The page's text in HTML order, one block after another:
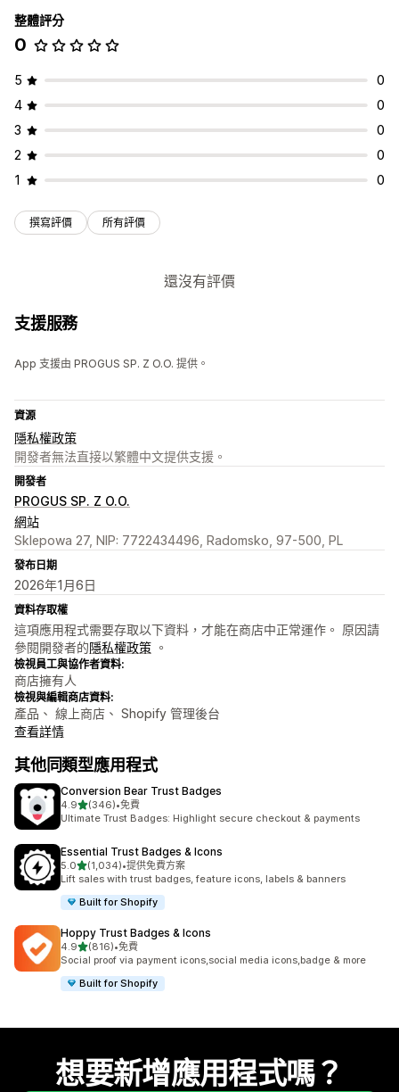
自訂
背景 邊界 顏色 自訂文字
圖示位置
手動排列 自訂頁面 購物車頁面 商品系列頁面 頁尾 頁首
主頁區段
整體評分
0
5
0
4
0
3
0
2
0
1
0
撰寫評價 所有評價
還沒有評價
支援服務
App 支援由 PROGUS SP. Z O.O. 提供。
資源
隱私權政策
開發者無法直接以繁體中文提供支援。
開發者
PROGUS SP. Z O.O.
網站
Sklepowa 27, NIP: 7722434496, Radomsko, 97-500, PL
發布日期
2026年1月6日
資料存取權
這項應用程式需要存取以下資料，才能在商店中正常運作。 原因請
參閱開發者的隱私權政策 。
檢視員工與協作者資料:
商店擁有人
檢視與編輯商店資料:
產品、 線上商店、 Shopify 管理後台
查看詳情
其他同類型應用程式
Conversion Bear Trust Badges
4.9滿分 5 顆星
(346)
共有 346 則評價
•免費
Ultimate Trust Badges: Highlight secure checkout & payments
Essential Trust Badges & Icons
5.0滿分 5 顆星
(1,034)
共有 1034 則評價
•提供免費方案
Lift sales with trust badges, feature icons, labels & banners
Built for Shopify
Hoppy Trust Badges & Icons
4.9滿分 5 顆星
(816)
共有 816 則評價
•免費
Social proof via payment icons,social media icons,badge & more
Built for Shopify
想要新增應用程式嗎？